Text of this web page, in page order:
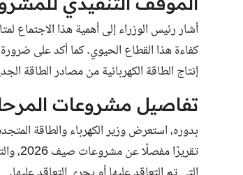
أشار رئيس الوزراء إلى أهمية هذا الاجتماع
كفاءة هذا القطاع الحيوي. كما أكد على ضرورة
إنتاج الطاقة الكهربائية من مصادر الطاقة
تفاصيل مشروعات